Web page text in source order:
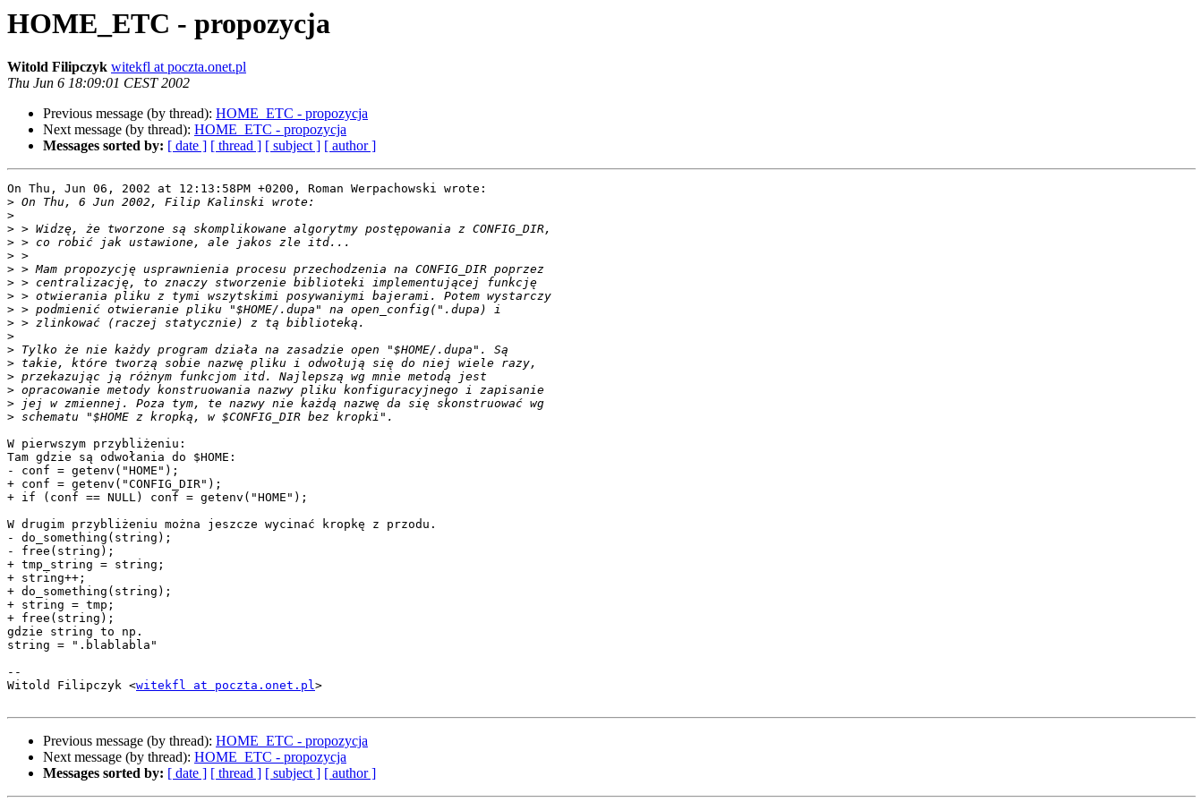
HOME_ETC - propozycja
Witold Filipczyk witekfl at poczta.onet.pl
Thu Jun 6 18:09:01 CEST 2002
Previous message (by thread): HOME_ETC - propozycja
Next message (by thread): HOME_ETC - propozycja
Messages sorted by: [ date ] [ thread ] [ subject ] [ author ]
On Thu, Jun 06, 2002 at 12:13:58PM +0200, Roman Werpachowski wrote:
>
>
>
>
>
>
>
>
>
>
>
>
>
>
>
>
>
W pierwszym przybliżeniu:
Tam gdzie są odwołania do $HOME:
- conf = getenv("HOME");
+ conf = getenv("CONFIG_DIR");
+ if (conf == NULL) conf = getenv("HOME");
W drugim przybliżeniu można jeszcze wycinać kropkę z przodu.
- do_something(string);
- free(string);
+ tmp_string = string;
+ string++;
+ do_something(string);
+ string = tmp;
+ free(string);
gdzie string to np.
string = ".blablabla"
--
Witold Filipczyk <witekfl at poczta.onet.pl>
Previous message (by thread): HOME_ETC - propozycja
Next message (by thread): HOME_ETC - propozycja
Messages sorted by: [ date ] [ thread ] [ subject ] [ author ]